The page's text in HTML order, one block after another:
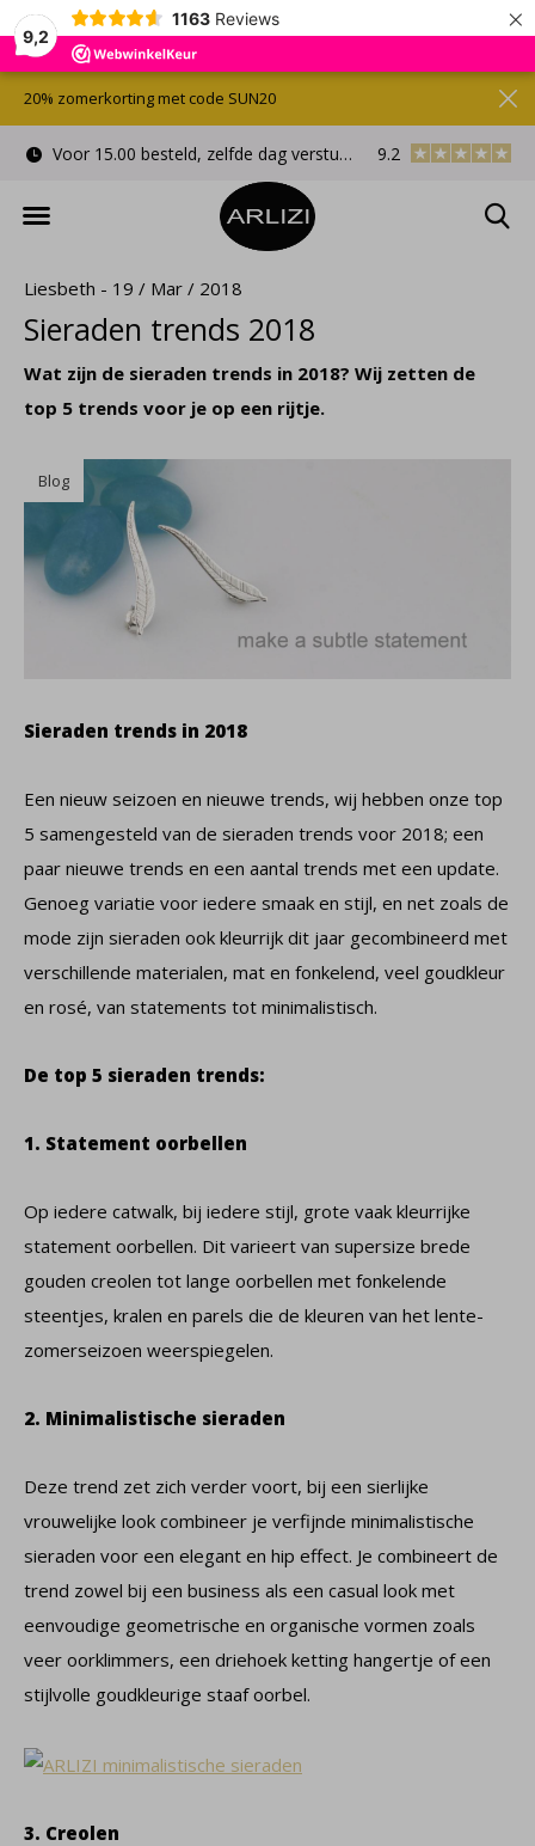
9,2
1163 Reviews ×
Voor 15.00 besteld, zelfde dag verstuurd Gratis
9.2
20% zomerkorting met code SUN20
Liesbeth - 19 / Mar / 2018
Sieraden trends 2018
Wat zijn de sieraden trends in 2018? Wij zetten de
top 5 trends voor je op een rijtje.
Blog
Sieraden trends in 2018
Een nieuw seizoen en nieuwe trends, wij hebben onze top
5 samengesteld van de sieraden trends voor 2018; een
paar nieuwe trends en een aantal trends met een update.
Genoeg variatie voor iedere smaak en stijl, en net zoals de
mode zijn sieraden ook kleurrijk dit jaar gecombineerd met
verschillende materialen, mat en fonkelend, veel goudkleur
en rosé, van statements tot minimalistisch.
De top 5 sieraden trends:
1. Statement oorbellen
Op iedere catwalk, bij iedere stijl, grote vaak kleurrijke
statement oorbellen. Dit varieert van supersize brede
gouden creolen tot lange oorbellen met fonkelende
steentjes, kralen en parels die de kleuren van het lente-
zomerseizoen weerspiegelen.
2. Minimalistische sieraden
Deze trend zet zich verder voort, bij een sierlijke
vrouwelijke look combineer je verfijnde minimalistische
sieraden voor een elegant en hip effect. Je combineert de
trend zowel bij een business als een casual look met
eenvoudige geometrische en organische vormen zoals
veer oorklimmers, een driehoek ketting hangertje of een
stijlvolle goudkleurige staaf oorbel.
3. Creolen